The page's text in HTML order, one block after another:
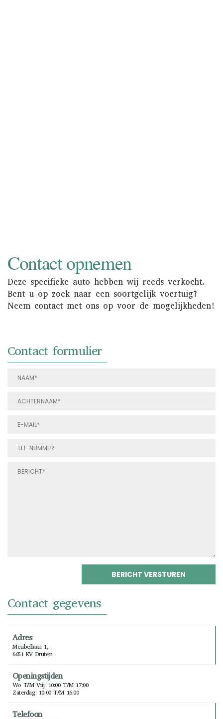
Contact opnemen
Deze specifieke auto hebben wij reeds verkocht.
Bent u op zoek naar een soortgelijk voertuig?
Neem contact met ons op voor de mogelijkheden!
Contact formulier
Contact gegevens
Adres
Meubellaan 1,
6651 KV Druten
Openingstijden
Wo T/m Vrij: 10:00 T/m 17:00
Zaterdag: 10:00 T/m 16:00
Telefoon